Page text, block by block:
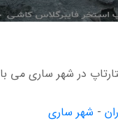
121 استارتاپ
در شهر ساری می
- شهر ساری